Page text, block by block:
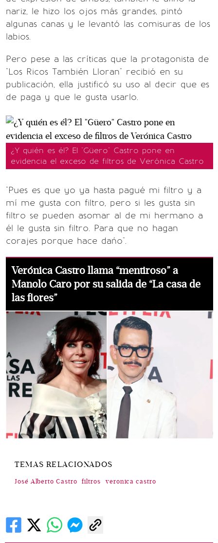
nariz, le hizo los ojos más grandes, pintó
algunas canas y le levantó las comisuras de los
labios.
Pero pese a las críticas que la protagonista de
"Los Ricos También Lloran" recibió en su
publicación, ella justificó su uso al decir que es
de paga y que le gusta usarlo.
¿Y quién es él? El "Güero" Castro pone en
evidencia el exceso de filtros de Verónica Castro
"Pues es que yo ya hasta pagué mi filtro y a
mí me gusta con filtro, pero si les gusta sin
filtro se pueden asomar al de mi hermano a
él le gusta sin filtro. Para que no hagan
corajes porque hace dańo".
Verónica Castro llama “mentiroso” a
Manolo Caro por su salida de “La casa de
las flores”
TEMAS RELACIONADOS
José Alberto Castro filtros veronica castro